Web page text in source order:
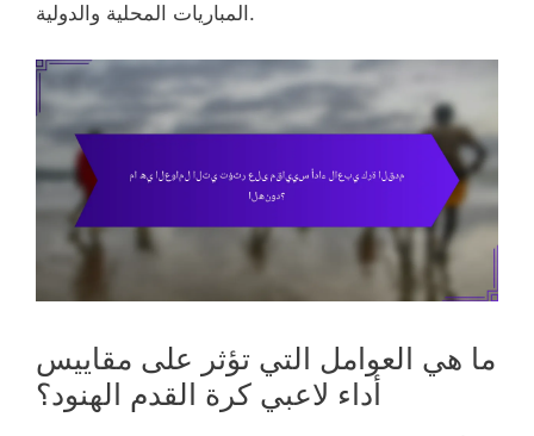
المباريات المحلية والدولية.
ما هي العوامل التي تؤثر على مقاييس
أداء لاعبي كرة القدم الهنود؟